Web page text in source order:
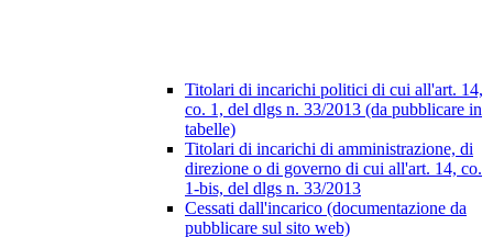
Titolari di incarichi politici di cui all'art. 14,
co. 1, del dlgs n. 33/2013 (da pubblicare in
tabelle)
Titolari di incarichi di amministrazione, di
direzione o di governo di cui all'art. 14, co.
1-bis, del dlgs n. 33/2013
Cessati dall'incarico (documentazione da
pubblicare sul sito web)